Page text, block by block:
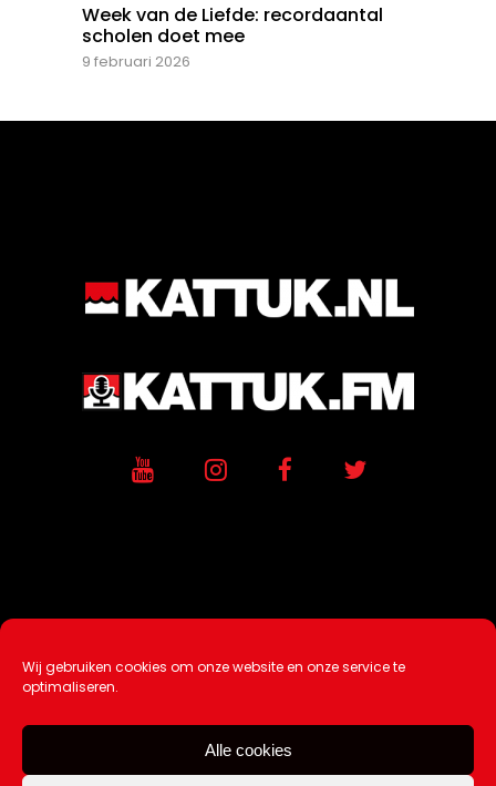
Wij gebruiken cookies om onze website en onze service te
optimaliseren.
Alle cookies
Week van de Liefde: recordaantal
scholen doet mee
9 februari 2026
Ontwikkeling / Hosting doorAtSea
Over Ons |Tip de redactie